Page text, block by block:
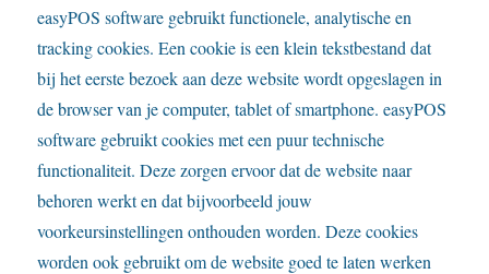
easyPOS software gebruikt functionele, analytische en
tracking cookies. Een cookie is een klein tekstbestand dat
bij het eerste bezoek aan deze website wordt opgeslagen in
de browser van je computer, tablet of smartphone. easyPOS
software gebruikt cookies met een puur technische
functionaliteit. Deze zorgen ervoor dat de website naar
behoren werkt en dat bijvoorbeeld jouw
voorkeursinstellingen onthouden worden. Deze cookies
worden ook gebruikt om de website goed te laten werken